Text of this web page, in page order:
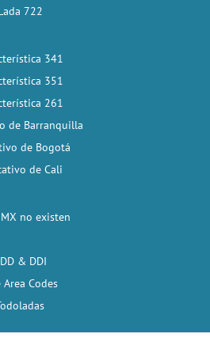
722
341
351
261
de Barranquilla
de Bogotá
de Cali
no existen
& DDI
Area Codes